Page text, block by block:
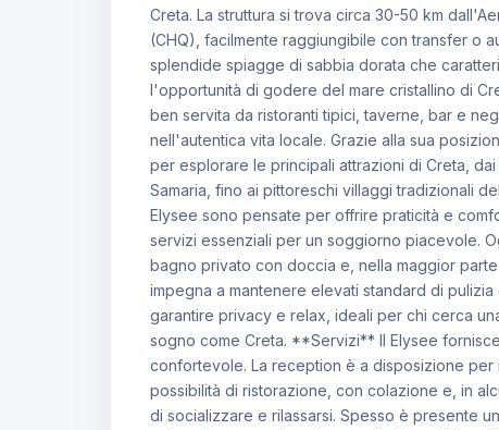
Creta. La struttura si trova circa 30-50 km
(CHQ), facilmente raggiungibile con transfer o
splendide spiagge di sabbia dorata che
l'opportunità di godere del mare cristallino di
ben servita da ristoranti tipici, taverne, bar e
nell'autentica vita locale. Grazie alla sua
per esplorare le principali attrazioni di Creta,
Samaria, fino ai pittoreschi villaggi tradizionali
Elysee sono pensate per offrire praticità e
servizi essenziali per un soggiorno piacevole.
bagno privato con doccia e, nella maggior
impegna a mantenere elevati standard di
garantire privacy e relax, ideali per chi cerca
sogno come Creta. **Servizi** Il Elysee
confortevole. La reception è a disposizione per
possibilità di ristorazione, con colazione e, in
di socializzare e rilassarsi. Spesso è presente